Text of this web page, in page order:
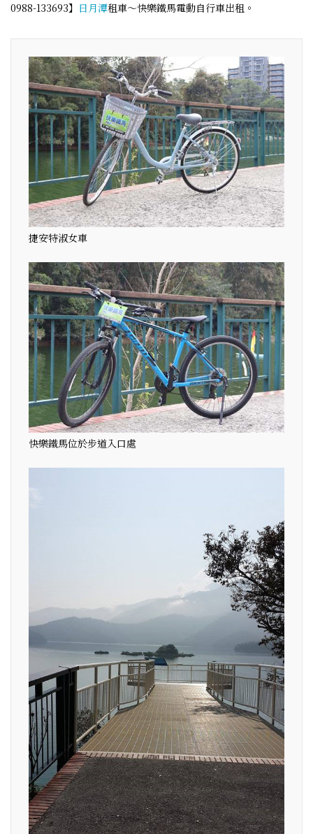
0988-133693】 日月潭租車～快樂鐵馬電動自行車出租。
捷安特淑女車
快樂鐵馬位於步道入口處